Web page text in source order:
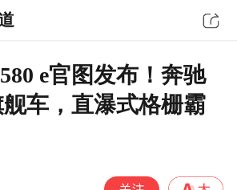
e官图发布！奔驰
车，直瀑式格栅霸